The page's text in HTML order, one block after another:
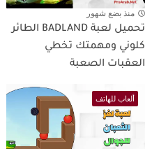
منذ بضع شهور
تحميل لعبة BADLAND الطائر
كلوني ومهمتك تخطي
العقبات الصعبة
ألعاب للهاتف